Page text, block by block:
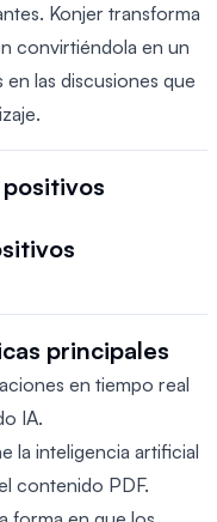
Konjer transforma
convirtiéndola en un
las discusiones que
principales
en tiempo real
IA.
la inteligencia artificial
contenido PDF.